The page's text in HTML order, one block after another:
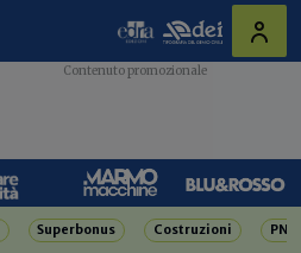
Superbonus Costruzioni